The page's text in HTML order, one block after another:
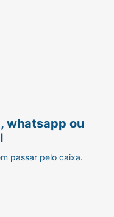
whatsapp ou
passar pelo caixa.